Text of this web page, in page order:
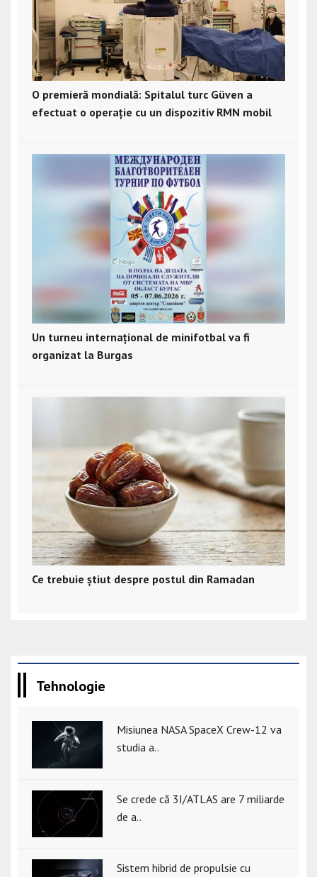
O premieră mondială: Spitalul turc Güven a
efectuat o operație cu un dispozitiv RMN mobil
Un turneu internațional de minifotbal va fi
organizat la Burgas
Ce trebuie știut despre postul din Ramadan
Tehnologie
Misiunea NASA SpaceX Crew-12 va
studia a..
Se crede că 3I/ATLAS are 7 miliarde
de a..
Sistem hibrid de propulsie cu